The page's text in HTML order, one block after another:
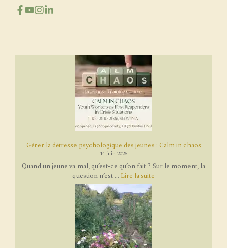
Gérer la détresse psychologique des jeunes : Calm in chaos
14 juin 2026
Quand un jeune va mal, qu’est-ce qu’on fait ? Sur le moment, la
question n’est ... Lire la suite